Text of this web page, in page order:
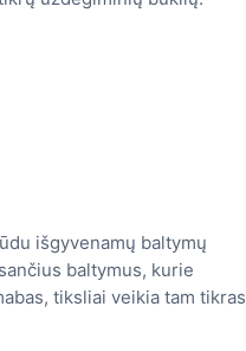
išgyvenamų baltymų
baltymus, kurie
tiksliai veikia tam tikras